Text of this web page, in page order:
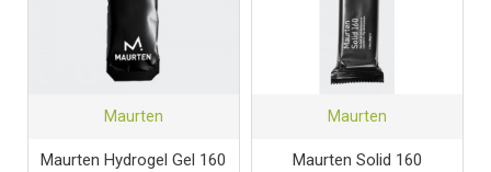
Maurten
Maurten Hydrogel Gel 160
Maurten
Maurten Solid 160